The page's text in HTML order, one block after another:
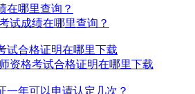
试成绩在哪里查询？
资格考试合格证明在哪里下载